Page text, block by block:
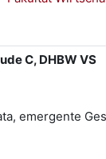
C, DHBW VS
emergente